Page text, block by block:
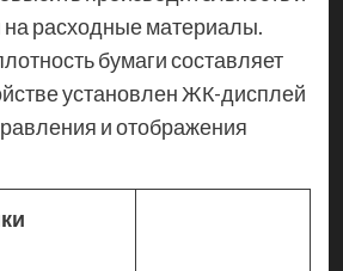
на расходные материалы.
бумаги составляет
установлен ЖК-дисплей
и отображения